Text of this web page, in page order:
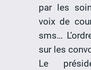
par les
voix de
sms…
sur les
Le